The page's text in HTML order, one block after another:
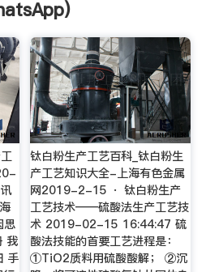
)
思
我
手
钛白粉生产工艺百科_钛白粉生
产工艺知识大全-上海有色金属
网2019-2-15 · 钛白粉生产
工艺技术——硫酸法生产工艺技
术 2019-02-15 16:44:47 硫
酸法技能的首要工艺进程是：
①TiO2质料用硫酸酸解； ②沉